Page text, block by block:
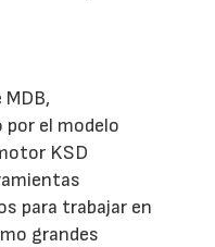
MDB,
el modelo
KSD
para trabajar en
grandes